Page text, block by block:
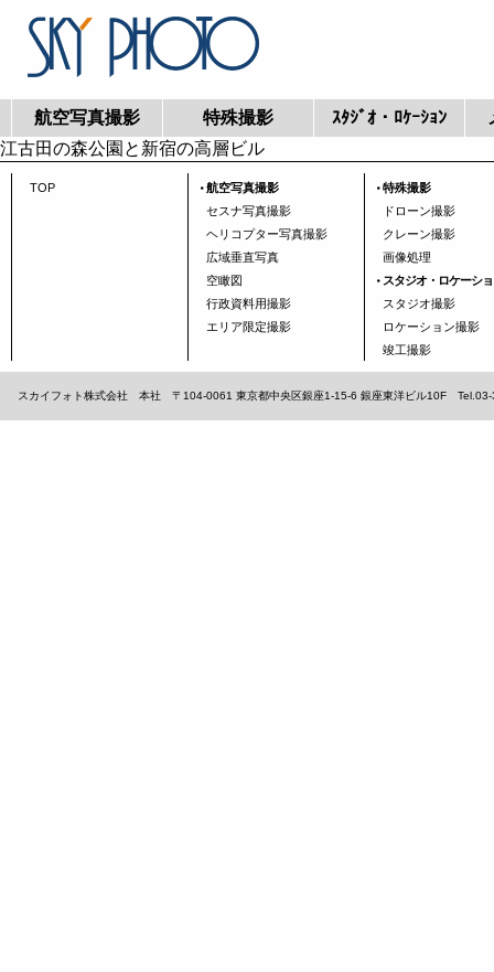
航空写真撮影 特殊撮影 ｽﾀｼﾞｵ・ﾛｹｰｼｮﾝ
江古田の森公園と新宿の高層ビル
TOP
航空写真撮影
セスナ写真撮影
ヘリコプター写真撮影
広域垂直写真
空瞰図
行政資料用撮影
エリア限定撮影
特殊撮影
ドローン撮影
クレーン撮影
画像処理
スタジオ・ロケーシ
スタジオ撮影
ロケーション撮影
竣工撮影
スカイフォト株式会社 本社 〒104-0061 東京都中央区銀座1-15-6 銀座東洋ビル10F